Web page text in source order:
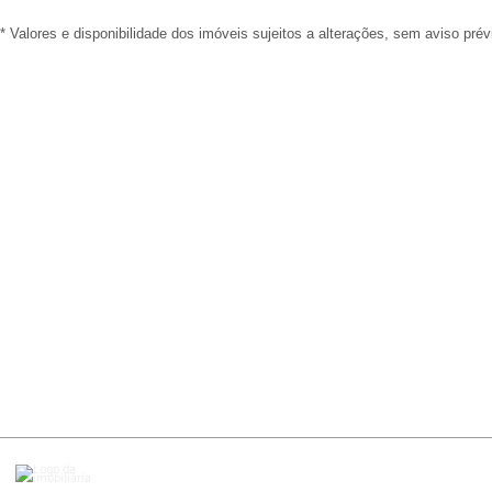
* Valores e disponibilidade dos imóveis sujeitos a alterações, sem aviso